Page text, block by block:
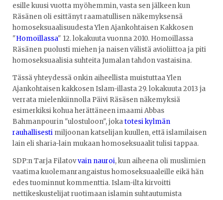
esille kuusi vuotta myöhemmin, vasta sen jälkeen kun
Räsänen oli esittänyt raamatullisen näkemyksensä
homoseksuaalisuudesta Ylen Ajankohtaisen Kakkosen
"Homoillassa" 12. lokakuuta vuonna 2010. Homoillassa
Räsänen puolusti miehen ja naisen välistä avioliittoa ja piti
homoseksuaalisia suhteita Jumalan tahdon vastaisina.
Tässä yhteydessä onkin aiheellista muistuttaa Ylen
Ajankohtaisen kakkosen Islam-illasta 29. lokakuuta 2013 ja
verrata mielenkiinnolla Päivi Räsäsen näkemyksiä
esimerkiksi kohua herättäneen imaami Abbas
Bahmanpourin "ulostuloon", jokatotesi kylmän
rauhallisesti miljoonan katselijan kuullen, että islamilaisen
lain eli sharia-lain mukaan homoseksuaalit tulisi tappaa.
SDP:n Tarja Filatovvain nauroi, kun aiheena oli muslimien
vaatima kuolemanrangaistus homoseksuaaleille eikä hän
edes tuominnut kommenttia. Islam-ilta kirvoitti
nettikeskustelijat ruotimaan islamin suhtautumista